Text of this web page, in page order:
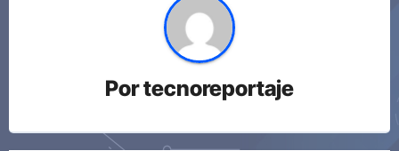
Portecnoreportaje